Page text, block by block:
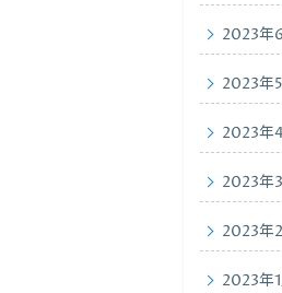
2023年
2023年
2023年
2023年
2023年
2023年